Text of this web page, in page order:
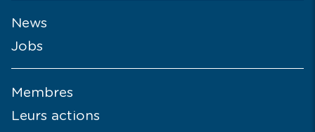
News
Jobs
Membres
Leurs actions